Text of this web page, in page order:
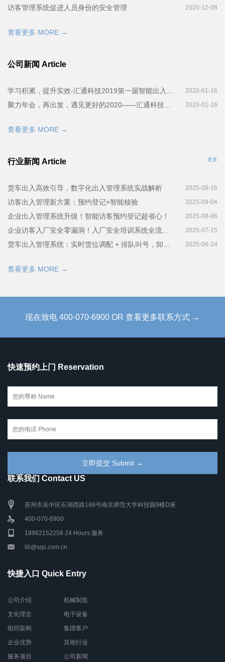
访客管理系统促进人员身份的安全管理 2020-12-08
查看更多 MORE →
公司新闻 Article
2020-01-16
2020-01-16
查看更多 MORE →
行业新闻 Article 更多
货车出入高效引导，数字化出入管理系统实战解析 2025-09-16
访客出入管理新方案：预约登记+智能核验 2025-09-04
企业出入管理系统升级！智能访客预约登记超省心！ 2025-08-06
2025-07-15
2025-06-24
查看更多 MORE →
现在致电 400-070-6900 OR 查看更多联系方式 →
快速预约上门 Reservation
联系我们 Contact US
苏州市吴中区石湖西路188号南京师范大学科技园9楼D座
400-070-6900
18962152258 24 Hours 服务
lili@sqs.com.cn
快捷入口 Quick Entry
公司介绍
文化理念
组织架构
企业优势
服务项目
机械制造
电子设备
集团客户
其他行业
公司新闻